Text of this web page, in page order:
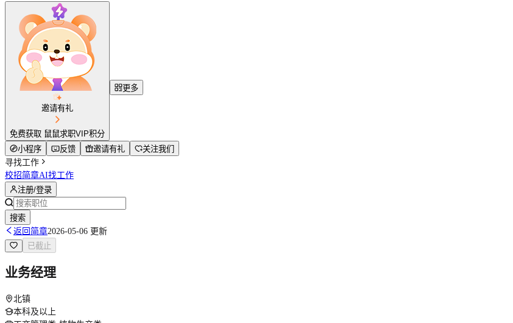
邀请有礼
免费获取 鼠鼠求职VIP积分
更多
小程序 反馈 邀请有礼
关注我们
寻找工作
校招简章AI找工作
注册/登录
搜索
返回简章2026-05-06 更新
已截止
业务经理
北镇
本科及以上